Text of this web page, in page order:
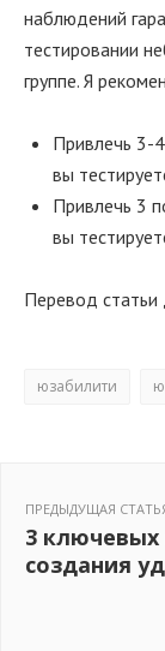
наблюдений
тестировании
группе. Я
Привлечь 3-
вы
Привлечь 3
вы
Перевод
юзабилити
ПРЕДЫДУЩАЯ
3
создания